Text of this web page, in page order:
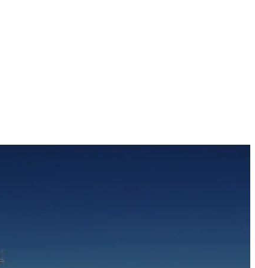
en forme de T d'une hauteur de 6 ml, illuminé par plus